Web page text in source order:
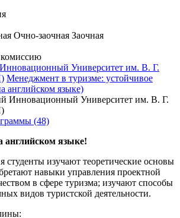
Очно-заочная Заочная
Университет им. В. Г.
Менеджмент в туризме: устойчивое
английском языке)
(48)
английском языке!
студенты изучают теоретические основы
навыки управления проектной
в сфере туризма; изучают способы
видов туристской деятельности.